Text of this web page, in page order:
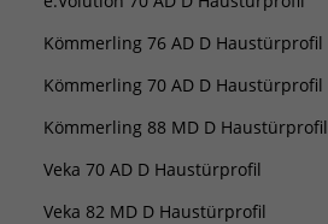
Kömmerling 76 AD D Haustürprofil
Kömmerling 70 AD D Haustürprofil
Kömmerling 88 MD D Haustürprofil
Veka 70 AD D Haustürprofil
Veka 82 MD D Haustürprofil